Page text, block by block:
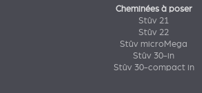
Cheminées à poser
Stûv 21
Stûv 22
Stûv microMega
Stûv 30-in
Stûv 30-compact in